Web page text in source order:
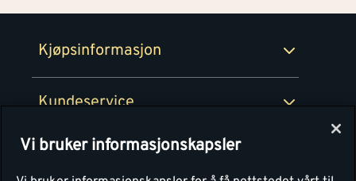
Kjøpsinformasjon
Retur- og angrerettsskjema
Kundeservice
Montér
Personvern
Vi bruker informasjonskapsler